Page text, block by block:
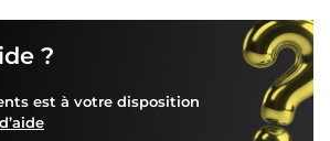
?
est à votre disposition